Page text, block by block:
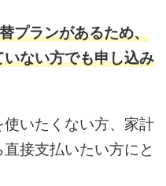
プランがあるため、
ない方でも申し込み
いたくない方、家計
接支払いたい方にと